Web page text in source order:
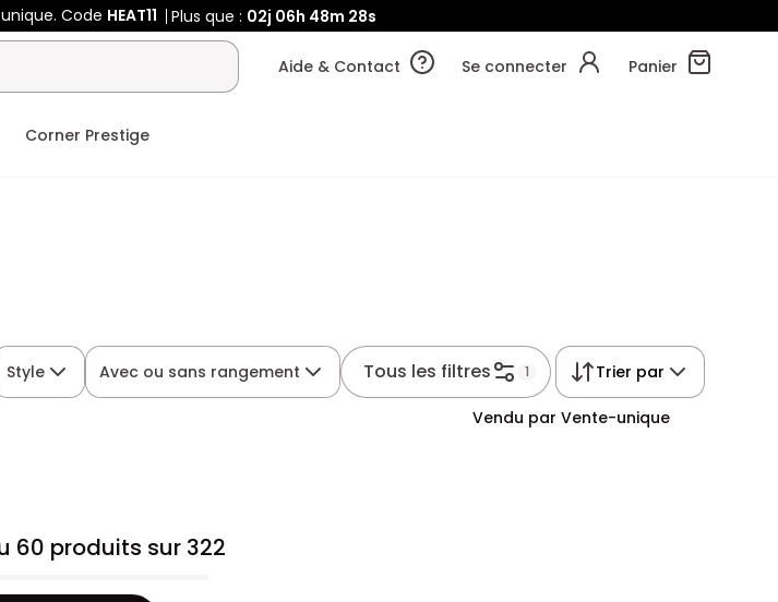
Code HEAT11 Plus que : 02j 06h 48m 27s
Aide & Contact Se connecter Panier
Corner Prestige
Style Avec ou sans rangement Tous les filtres 1 Trier par
Vendu par Vente-unique
60 produits sur 322